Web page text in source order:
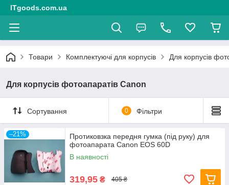
ITgoods.com.ua
Товари Комплектуючі для корпусів Для корпусів
Для корпусів фотоапаратів Canon
Сортування 0 Фільтри
–21%
Протиковзка передня гумка (під руку) для
фотоапарата Canon EOS 60D
В наявності
319,95 ₴ 405 ₴